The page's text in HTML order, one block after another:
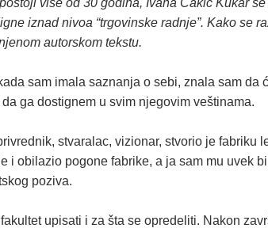
iznad nivoa “trgovinske radnje”. Kako se
autorskom tekstu.
sam imala saznanja o sebi, znala sam da
ga dostignem u svim njegovim veštinama.
stvaralac, vizionar, stvorio je fabriku
i obilazio pogone fabrike, a ja sam mu uvek
poziva.
upisati i za šta se opredeliti. Nakon